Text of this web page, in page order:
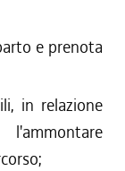
e prenota
in relazione